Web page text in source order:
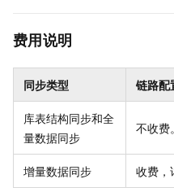
费用说明
同步类型 链路配
库表结构同步和全
量数据同步
不收费。
增量数据同步 收费，